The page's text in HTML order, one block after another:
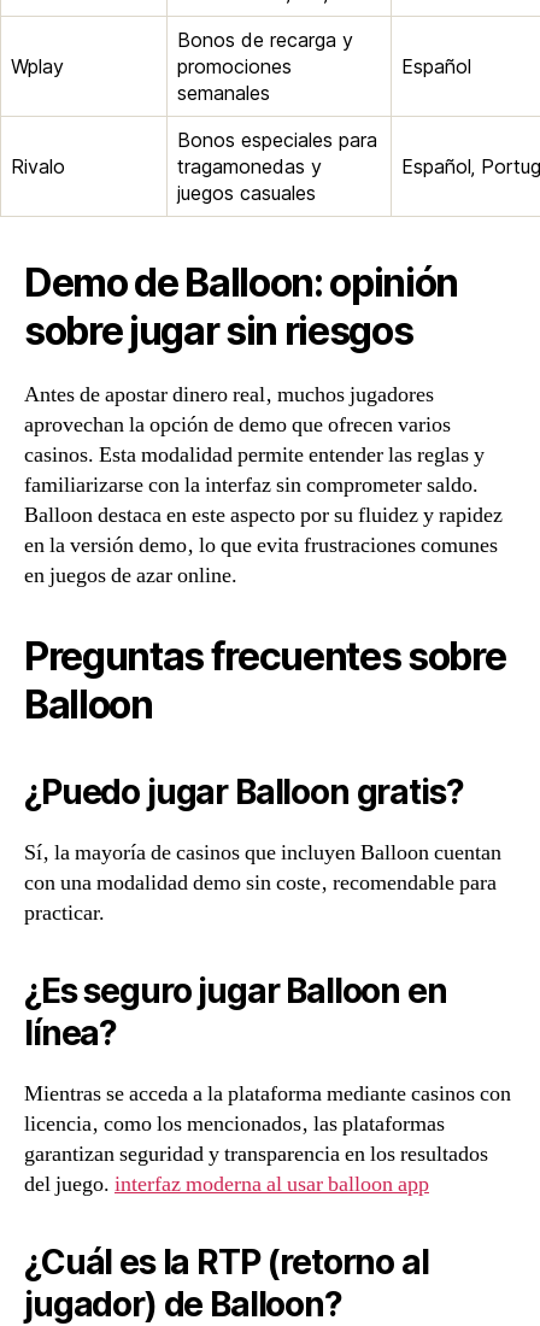
Wplay
Bonos de recarga y
promociones
semanales
Español
Rivalo
Bonos especiales para
tragamonedas y
juegos casuales
Español‚
Demo de Balloon: opinión
sobre jugar sin riesgos
Antes de apostar dinero real‚ muchos jugadores
aprovechan la opción de demo que ofrecen varios
casinos. Esta modalidad permite entender las reglas y
familiarizarse con la interfaz sin comprometer saldo.
Balloon destaca en este aspecto por su fluidez y rapidez
en la versión demo‚ lo que evita frustraciones comunes
en juegos de azar online.
Preguntas frecuentes sobre
Balloon
¿Puedo jugar Balloon gratis?
Sí‚ la mayoría de casinos que incluyen Balloon cuentan
con una modalidad demo sin coste‚ recomendable para
practicar.
¿Es seguro jugar Balloon en
línea?
Mientras se acceda a la plataforma mediante casinos con
licencia‚ como los mencionados‚ las plataformas
garantizan seguridad y transparencia en los resultados
del juego. interfaz moderna al usar balloon app
¿Cuál es la RTP (retorno al
jugador) de Balloon?